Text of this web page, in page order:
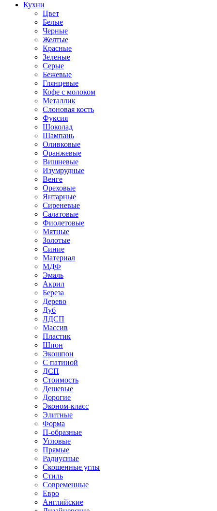
Кухни
Цвет
Белые
Черные
Желтые
Красные
Зеленые
Серые
Бежевые
Глянцевые
Кофе с молоком
Металлик
Слоновая кость
Фуксия
Шоколад
Шампань
Оливковые
Оранжевые
Вишневые
Изумрудные
Венге
Ореховые
Янтарные
Сиреневые
Салатовые
Фиолетовые
Мятные
Золотые
Синие
Материал
МДФ
Эмаль
Акрил
Береза
Дерево
Дуб
ЛДСП
Массив
Пластик
Шпон
Экошпон
С патиной
ДСП
Стоимость
Дешевые
Дорогие
Эконом-класс
Элитные
Форма
П-образные
Угловые
Прямые
Радиусные
Скошенные углы
Стиль
Современные
Евро
Английские